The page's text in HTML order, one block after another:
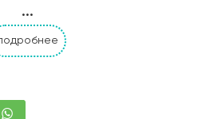
...